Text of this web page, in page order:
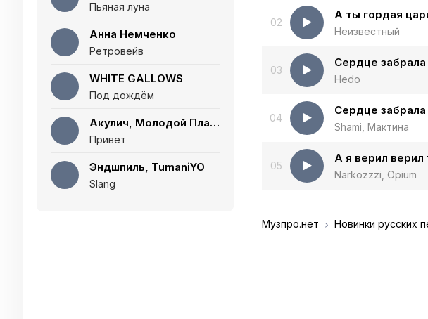
Пьяная луна
Анна Немченко
Ретровейв
WHITE GALLOWS
Под дождём
Акулич, Молодой Платон
Привет
Эндшпиль, TumaniYO
Slang
02
А ты гордая
Неизвестный
03
Сердце забрала
Hedo
04
Сердце забрала
Shami, Мактина
05
А я верил
Narkozzzi, Opium
Музпро.нет Новинки русских